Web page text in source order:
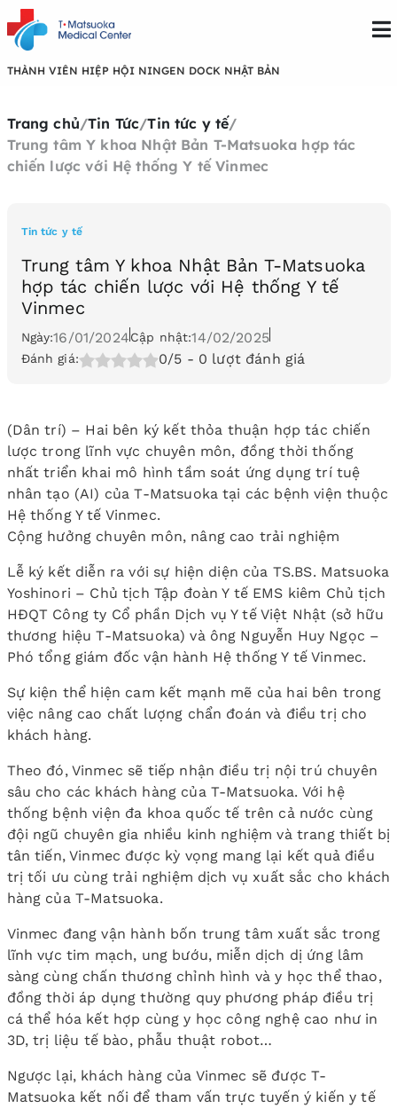
THÀNH VIÊN HIỆP HỘI NINGEN DOCK NHẬT BẢN
Trang chủ/Tin Tức/Tin tức y tế/
Trung tâm Y khoa Nhật Bản T-Matsuoka hợp tác
chiến lược với Hệ thống Y tế Vinmec
Tin tức y tế
Trung tâm Y khoa Nhật Bản T-Matsuoka
hợp tác chiến lược với Hệ thống Y tế
Vinmec
Ngày:16/01/2024Cập nhật:14/02/2025
Đánh giá: 0/5 - 0 lượt đánh giá
(Dân trí) – Hai bên ký kết thỏa thuận hợp tác chiến
lược trong lĩnh vực chuyên môn, đồng thời thống
nhất triển khai mô hình tầm soát ứng dụng trí tuệ
nhân tạo (AI) của T-Matsuoka tại các bệnh viện thuộc
Hệ thống Y tế Vinmec.
Cộng hưởng chuyên môn, nâng cao trải nghiệm
Lễ ký kết diễn ra với sự hiện diện của TS.BS. Matsuoka
Yoshinori – Chủ tịch Tập đoàn Y tế EMS kiêm Chủ tịch
HĐQT Công ty Cổ phần Dịch vụ Y tế Việt Nhật (sở hữu
thương hiệu T-Matsuoka) và ông Nguyễn Huy Ngọc –
Phó tổng giám đốc vận hành Hệ thống Y tế Vinmec.
Sự kiện thể hiện cam kết mạnh mẽ của hai bên trong
việc nâng cao chất lượng chẩn đoán và điều trị cho
khách hàng.
Theo đó, Vinmec sẽ tiếp nhận điều trị nội trú chuyên
sâu cho các khách hàng của T-Matsuoka. Với hệ
thống bệnh viện đa khoa quốc tế trên cả nước cùng
đội ngũ chuyên gia nhiều kinh nghiệm và trang thiết bị
tân tiến, Vinmec được kỳ vọng mang lại kết quả điều
trị tối ưu cùng trải nghiệm dịch vụ xuất sắc cho khách
hàng của T-Matsuoka.
Vinmec đang vận hành bốn trung tâm xuất sắc trong
lĩnh vực tim mạch, ung bướu, miễn dịch dị ứng lâm
sàng cùng chấn thương chỉnh hình và y học thể thao,
đồng thời áp dụng thường quy phương pháp điều trị
cá thể hóa kết hợp cùng y học công nghệ cao như in
3D, trị liệu tế bào, phẫu thuật robot…
Ngược lại, khách hàng của Vinmec sẽ được T-
Matsuoka kết nối để tham vấn trực tuyến ý kiến y tế